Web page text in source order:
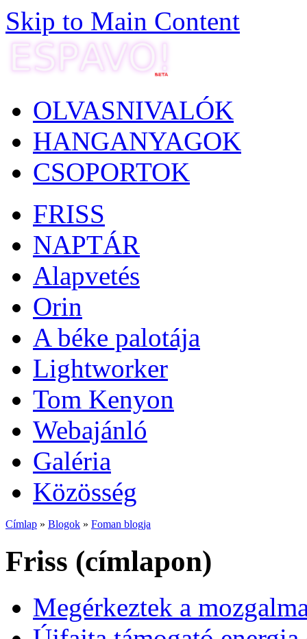
Skip to Main Content
OLVASNIVALÓK
HANGANYAGOK
CSOPORTOK
FRISS
NAPTÁR
Alapvetés
Orin
A béke palotája
Lightworker
Tom Kenyon
Webajánló
Galéria
Közösség
Címlap » Blogok » Foman blogja
Friss (címlapon)
Megérkeztek a